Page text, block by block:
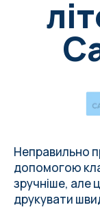
Неправильно
допомогою
зручніше, але
друкувати